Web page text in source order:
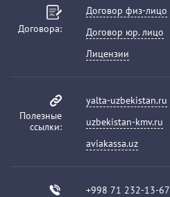
Договора:
Договор физ-лицо
Договор юр. лицо
Лицензии
Полезные
ссылки:
yalta-uzbekistan.ru
uzbekistan-kmv.ru
aviakassa.uz
+998 71 232-13-67